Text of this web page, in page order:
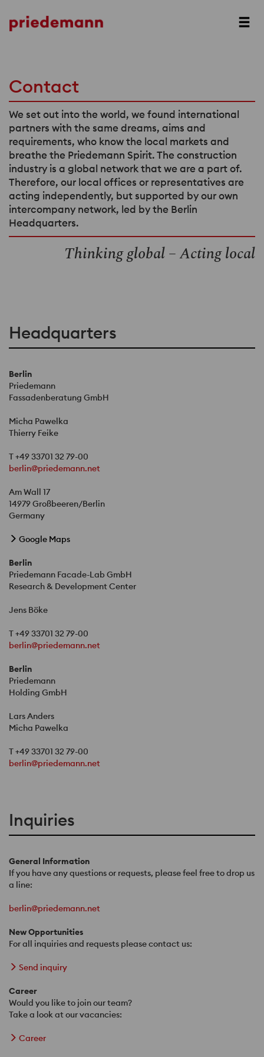
Contact
We set out into the world, we found international
partners with the same dreams, aims and
requirements, who know the local markets and
breathe the Priedemann Spirit. The construction
industry is a global network that we are a part of.
Therefore, our local offices or representatives are
acting independently, but supported by our own
intercompany network, led by the Berlin
Headquarters.
Thinking global – Acting local
Headquarters
Berlin
Priedemann
Fassadenberatung GmbH
Micha Pawelka
Thierry Feike
T +49 33701 32 79-00
berlin@priedemann.net
Am Wall 17
14979 Großbeeren/Berlin
Germany
Google Maps
Berlin
Priedemann Facade-Lab GmbH
Research & Development Center
Jens Böke
T +49 33701 32 79-00
berlin@priedemann.net
Berlin
Priedemann
Holding GmbH
Lars Anders
Micha Pawelka
T +49 33701 32 79-00
berlin@priedemann.net
Inquiries
General Information
If you have any questions or requests, please feel free to drop us
a line:
berlin@priedemann.net
New Opportunities
For all inquiries and requests please contact us:
Send inquiry
Career
Would you like to join our team?
Take a look at our vacancies:
Career